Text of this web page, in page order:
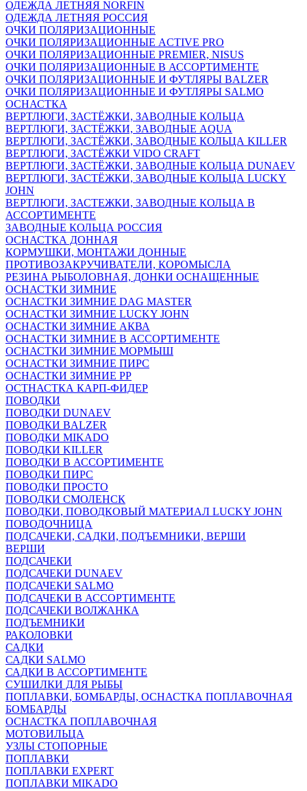
ОДЕЖДА ЛЕТНЯЯ NORFIN
ОДЕЖДА ЛЕТНЯЯ РОССИЯ
ОЧКИ ПОЛЯРИЗАЦИОННЫЕ
ОЧКИ ПОЛЯРИЗАЦИОННЫЕ ACTIVE PRO
ОЧКИ ПОЛЯРИЗАЦИОННЫЕ PREMIER, NISUS
ОЧКИ ПОЛЯРИЗАЦИОННЫЕ В АССОРТИМЕНТЕ
ОЧКИ ПОЛЯРИЗАЦИОННЫЕ И ФУТЛЯРЫ BALZER
ОЧКИ ПОЛЯРИЗАЦИОННЫЕ И ФУТЛЯРЫ SALMO
ОСНАСТКА
ВЕРТЛЮГИ, ЗАСТЁЖКИ, ЗАВОДНЫЕ КОЛЬЦА
ВЕРТЛЮГИ, ЗАСТЁЖКИ, ЗАВОДНЫЕ AQUA
ВЕРТЛЮГИ, ЗАСТЁЖКИ, ЗАВОДНЫЕ КОЛЬЦА KILLER
ВЕРТЛЮГИ, ЗАСТЁЖКИ VIDO CRAFT
ВЕРТЛЮГИ, ЗАСТЁЖКИ, ЗАВОДНЫЕ КОЛЬЦА DUNAEV
ВЕРТЛЮГИ, ЗАСТЁЖКИ, ЗАВОДНЫЕ КОЛЬЦА LUCKY
JOHN
ВЕРТЛЮГИ, ЗАСТЕЖКИ, ЗАВОДНЫЕ КОЛЬЦА В
АССОРТИМЕНТЕ
ЗАВОДНЫЕ КОЛЬЦА РОССИЯ
ОСНАСТКА ДОННАЯ
КОРМУШКИ, МОНТАЖИ ДОННЫЕ
ПРОТИВОЗАКРУЧИВАТЕЛИ, КОРОМЫСЛА
РЕЗИНА РЫБОЛОВНАЯ, ДОНКИ ОСНАЩЕННЫЕ
ОСНАСТКИ ЗИМНИЕ
ОСНАСТКИ ЗИМНИЕ DAG MASTER
ОСНАСТКИ ЗИМНИЕ LUCKY JOHN
ОСНАСТКИ ЗИМНИЕ АКВА
ОСНАСТКИ ЗИМНИЕ В АССОРТИМЕНТЕ
ОСНАСТКИ ЗИМНИЕ МОРМЫШ
ОСНАСТКИ ЗИМНИЕ ПИРС
ОСНАСТКИ ЗИМНИЕ РР
ОСТНАСТКА КАРП-ФИДЕР
ПОВОДКИ
ПОВОДКИ DUNAEV
ПОВОДКИ BALZER
ПОВОДКИ MIKADO
ПОВОДКИ KILLER
ПОВОДКИ В АССОРТИМЕНТЕ
ПОВОДКИ ПИРС
ПОВОДКИ ПРОСТО
ПОВОДКИ СМОЛЕНСК
ПОВОДКИ, ПОВОДКОВЫЙ МАТЕРИАЛ LUCKY JOHN
ПОВОДОЧНИЦА
ПОДСАЧЕКИ, САДКИ, ПОДЪЕМНИКИ, ВЕРШИ
ВЕРШИ
ПОДСАЧЕКИ
ПОДСАЧЕКИ DUNAEV
ПОДСАЧЕКИ SALMO
ПОДСАЧЕКИ В АССОРТИМЕНТЕ
ПОДСАЧЕКИ ВОЛЖАНКА
ПОДЪЕМНИКИ
РАКОЛОВКИ
САДКИ
САДКИ SALMO
САДКИ В АССОРТИМЕНТЕ
СУШИЛКИ ДЛЯ РЫБЫ
ПОПЛАВКИ, БОМБАРДЫ, ОСНАСТКА ПОПЛАВОЧНАЯ
БОМБАРДЫ
ОСНАСТКА ПОПЛАВОЧНАЯ
МОТОВИЛЬЦА
УЗЛЫ СТОПОРНЫЕ
ПОПЛАВКИ
ПОПЛАВКИ EXPERT
ПОПЛАВКИ MIKADO